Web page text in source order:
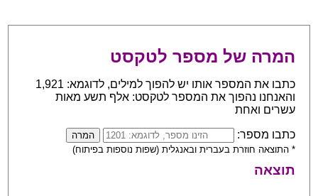
המרה של מספר לטקסט
כתבו את המספר אותו יש להפוך למילים, לדוגמא: 1,921
והאנחנו נהפוך את המספר לטקסט: אלף תשע מאות
עשרים ואחת
כתבו מספר:
* התוצאה חוזרת בעברית ובאנגלית (שפות נוספות בפיתוח)
תוצאה